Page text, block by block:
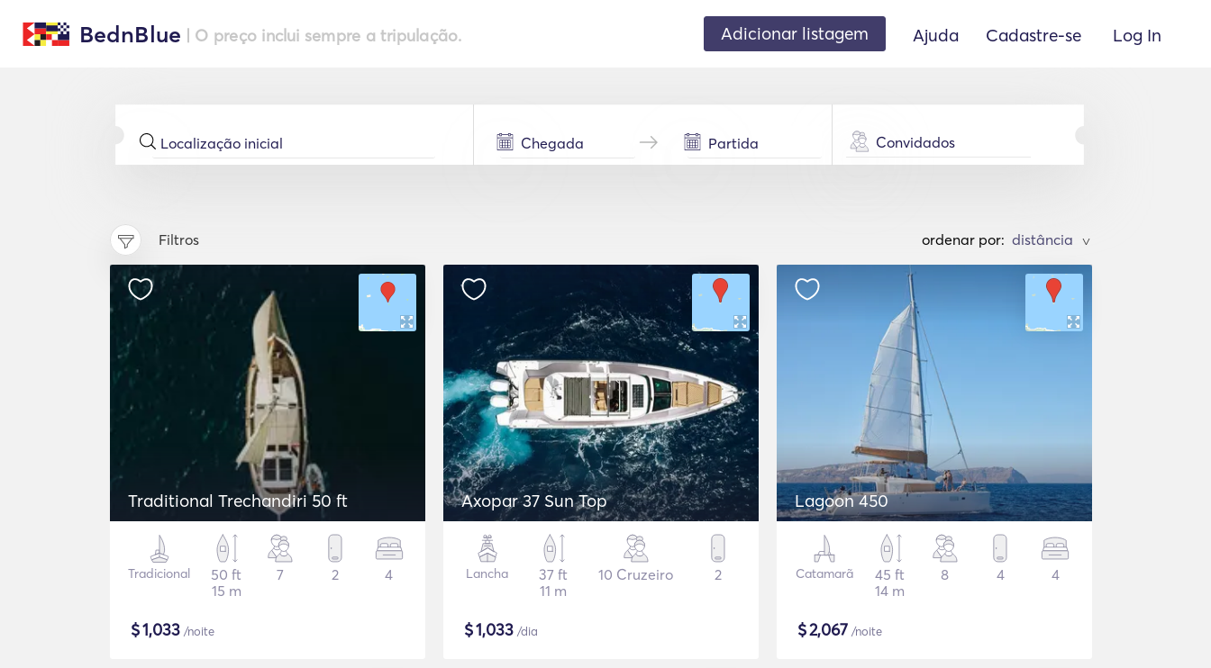
BednBlue | O preço inclui sempre a tripulação. Adicionar listagem Ajuda Cadastre-se Log In
Convidados
Filtros ordenar por: >
Traditional Trechandiri 50 ft
Tradicional
50 ft
15 m
7 2 4
$1,033 /noite
Axopar 37 Sun Top
Lancha
37 ft
11 m
10 Cruzeiro 2
$1,033 /dia
Lagoon 450
Catamarã
45 ft
14 m
8 4 4
$2,067 /noite